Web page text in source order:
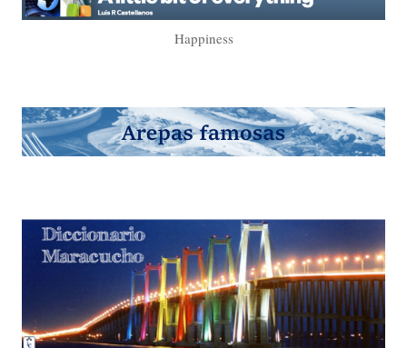
Happiness